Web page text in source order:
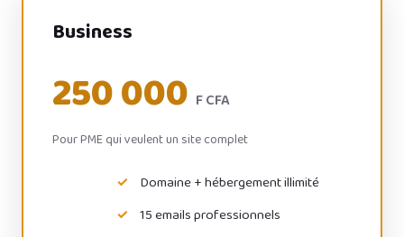
Business
250 000 F CFA
Pour PME qui veulent un site complet
Domaine + hébergement illimité
15 emails professionnels